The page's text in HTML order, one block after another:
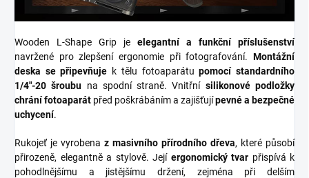
Wooden L-Shape Grip je elegantní a funkční příslušenství
navržené pro zlepšení ergonomie při fotografování. Montážní
deska se připevňuje k tělu fotoaparátupomocí standardního
1/4"-20 šroubu na spodní straně. Vnitřní silikonové podložky
chrání fotoaparát před poškrábáním a zajišťujípevné a bezpečné
uchycení.
Rukojeť je vyrobena z masivního přírodního dřeva, které působí
přirozeně, elegantně a stylově. Její ergonomický tvar přispívá k
pohodlnějšímu a jistějšímu držení, zejména při delším